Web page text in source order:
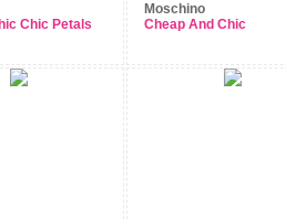
Chic Petals
Moschino
Cheap And Chic